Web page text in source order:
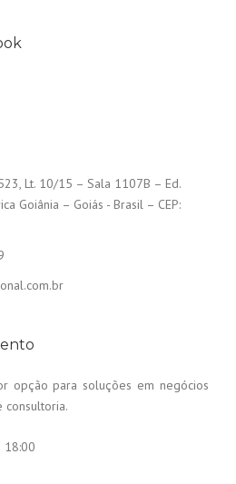
Lt. 10/15 – Sala 1107B – Ed.
Goiânia – Goiás - Brasil – CEP:
opção para soluções em negócios
consultoria.
18:00